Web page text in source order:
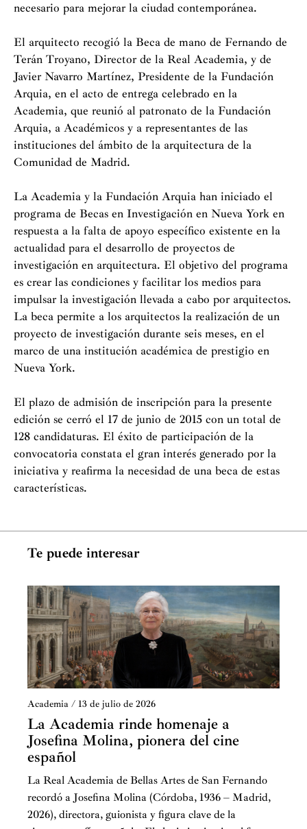
necesario para mejorar la ciudad contemporánea.
El arquitecto recogió la Beca de mano de Fernando de
Terán Troyano, Director de la Real Academia, y de
Javier Navarro Martínez, Presidente de la Fundación
Arquia, en el acto de entrega celebrado en la
Academia, que reunió al patronato de la Fundación
Arquia, a Académicos y a representantes de las
instituciones del ámbito de la arquitectura de la
Comunidad de Madrid.
La Academia y la Fundación Arquia han iniciado el
programa de Becas en Investigación en Nueva York en
respuesta a la falta de apoyo específico existente en la
actualidad para el desarrollo de proyectos de
investigación en arquitectura. El objetivo del programa
es crear las condiciones y facilitar los medios para
impulsar la investigación llevada a cabo por arquitectos.
La beca permite a los arquitectos la realización de un
proyecto de investigación durante seis meses, en el
marco de una institución académica de prestigio en
Nueva York.
El plazo de admisión de inscripción para la presente
edición se cerró el 17 de junio de 2015 con un total de
128 candidaturas. El éxito de participación de la
convocatoria constata el gran interés generado por la
iniciativa y reafirma la necesidad de una beca de estas
características.
Te puede interesar
Academia / 13 de julio de 2026
La Academia rinde homenaje a
Josefina Molina, pionera del cine
español
La Real Academia de Bellas Artes de San Fernando
recordó a Josefina Molina (Córdoba, 1936 – Madrid,
2026), directora, guionista y figura clave de la